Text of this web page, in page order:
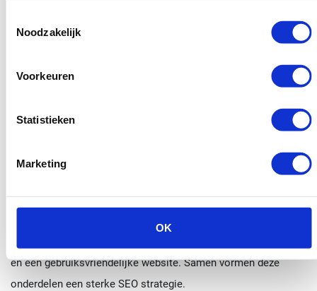
Noodzakelijk
Voorkeuren
Statistieken
Marketing
OK
Een vraag die we regelmatig krijgen is of linkbuilding nog
steeds werkt. Het antwoord daarop is simpel: ja. Backlinks
behoren nog steeds tot de belangrijkste rankingfactoren voor
Wanneer je de websites bekijkt die bovenaan in Google staan,
zie je vrijwel altijd dat deze websites beschikken over een
sterk linkprofiel met kwalitatieve backlinks. Bedrijven die
en een gebruiksvriendelijke website. Samen vormen deze
onderdelen een sterke SEO strategie.